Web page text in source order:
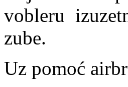
vobleru
zube.
Uz pomoć